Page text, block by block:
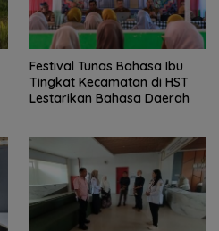
Festival Tunas Bahasa Ibu
Tingkat Kecamatan di HST
Lestarikan Bahasa Daerah